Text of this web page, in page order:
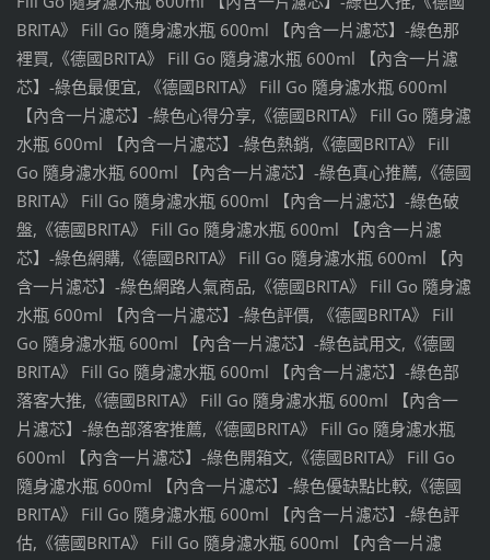
BRITA》 Fill Go 隨身濾水瓶 600ml 【內含一片濾芯】-綠色那
裡買,《德國BRITA》 Fill Go 隨身濾水瓶 600ml 【內含一片濾
芯】-綠色最便宜, 《德國BRITA》 Fill Go 隨身濾水瓶 600ml
【內含一片濾芯】-綠色心得分享,《德國BRITA》 Fill Go 隨身濾
水瓶 600ml 【內含一片濾芯】-綠色熱銷,《德國BRITA》 Fill
Go 隨身濾水瓶 600ml 【內含一片濾芯】-綠色真心推薦,《德國
BRITA》 Fill Go 隨身濾水瓶 600ml 【內含一片濾芯】-綠色破
盤,《德國BRITA》 Fill Go 隨身濾水瓶 600ml 【內含一片濾
芯】-綠色網購,《德國BRITA》 Fill Go 隨身濾水瓶 600ml 【內
含一片濾芯】-綠色網路人氣商品,《德國BRITA》 Fill Go 隨身濾
水瓶 600ml 【內含一片濾芯】-綠色評價, 《德國BRITA》 Fill
Go 隨身濾水瓶 600ml 【內含一片濾芯】-綠色試用文,《德國
BRITA》 Fill Go 隨身濾水瓶 600ml 【內含一片濾芯】-綠色部
落客大推,《德國BRITA》 Fill Go 隨身濾水瓶 600ml 【內含一
片濾芯】-綠色部落客推薦,《德國BRITA》 Fill Go 隨身濾水瓶
600ml 【內含一片濾芯】-綠色開箱文,《德國BRITA》 Fill Go
隨身濾水瓶 600ml 【內含一片濾芯】-綠色優缺點比較,《德國
BRITA》 Fill Go 隨身濾水瓶 600ml 【內含一片濾芯】-綠色評
估,《德國BRITA》 Fill Go 隨身濾水瓶 600ml 【內含一片濾